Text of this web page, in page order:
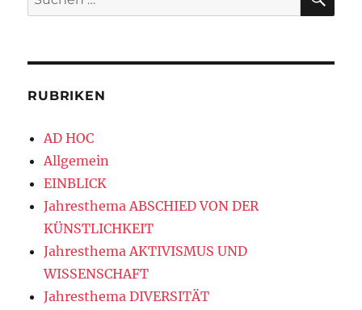
nach:
RUBRIKEN
AD HOC
Allgemein
EINBLICK
Jahresthema ABSCHIED VON DER
KÜNSTLICHKEIT
Jahresthema AKTIVISMUS UND
WISSENSCHAFT
Jahresthema DIVERSITÄT